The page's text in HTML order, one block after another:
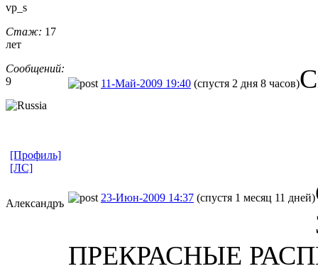
vp_s
Стаж: 17
лет
Сообщений:
9
11-Май-2009 19:40 (спустя 2 дня 8 часов)
[Профиль]
[ЛС]
Александръ 23-Июн-2009 14:37 (спустя 1 месяц 11 дней)
ПРЕКРАСНЫЕ